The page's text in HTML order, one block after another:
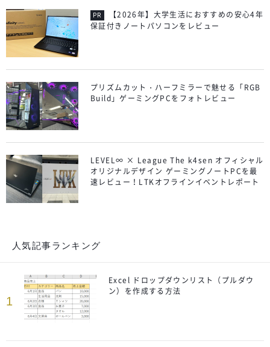
【2026年】大学生活におすすめの安心4年
保証付きノートパソコンをレビュー
プリズムカット・ハーフミラーで魅せる「RGB
Build」ゲーミングPCをフォトレビュー
LEVEL∞ × League The k4sen オフィシャル
オリジナルデザイン ゲーミングノートPCを最
速レビュー！LTKオフラインイベントレポート
人気記事ランキング
1
Excel ドロップダウンリスト（プルダウ
ン）を作成する方法